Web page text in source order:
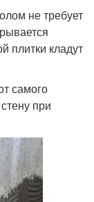
не требует
плитки кладут
самого
при